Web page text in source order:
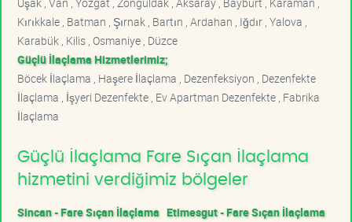
Kırıkkale , Batman , Şırnak , Bartın , Ardahan , Iğdır , Yalova ,
Karabük , Kilis , Osmaniye , Düzce
Güçlü İlaçlama Hizmetlerimiz;
Böcek İlaçlama , Haşere İlaçlama , Dezenfeksiyon , Dezenfekte
İlaçlama , İşyeri Dezenfekte , Ev Apartman Dezenfekte , Fabrika
İlaçlama
Güçlü İlaçlama Fare Sıçan İlaçlama
hizmetini verdiğimiz bölgeler
Sincan - Fare Sıçan İlaçlama Etimesgut - Fare Sıçan İlaçlama